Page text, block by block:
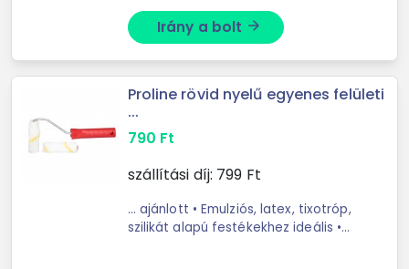
Irány a bolt arrow_forward
Proline rövid nyelű egyenes felületi
...
790 Ft
szállítási díj: 799 Ft
... ajánlott • Emulziós, latex, tixotróp,
szilikát alapú festékekhez ideális •